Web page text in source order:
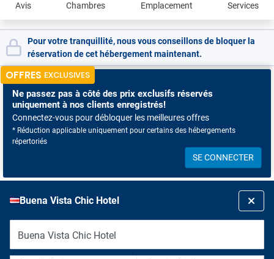
Avis Chambres Emplacement Services
Pour votre tranquillité, nous vous conseillons de bloquer la
réservation de cet hébergement maintenant.
OFFRES EXCLUSIVES
Ne passez pas à côté des prix exclusifs réservés
uniquement à nos clients enregistrés!
Connectez-vous pour débloquer les meilleures offres
* Réduction applicable uniquement pour certains des hébergements
répertoriés
SE CONNECTER
Buena Vista Chic Hotel
Buena Vista Chic Hotel